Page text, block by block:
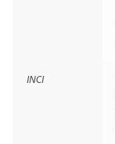
INCI